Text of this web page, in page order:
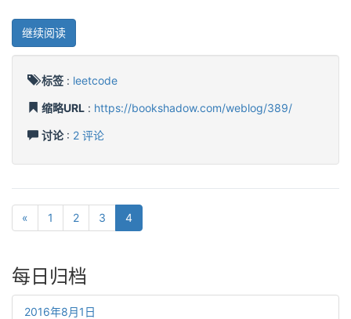
继续阅读
标签 : leetcode
缩略URL : https://bookshadow.com/weblog/389/
讨论: 2 评论
« 1 2 3 4
每日归档
2016年8月1日